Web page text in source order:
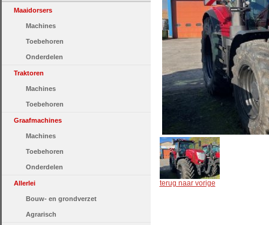
Maaidorsers
Machines
Toebehoren
Onderdelen
Traktoren
Machines
Toebehoren
Graafmachines
Machines
Toebehoren
Onderdelen
Allerlei
Bouw- en grondverzet
Agrarisch
terug naar vorige